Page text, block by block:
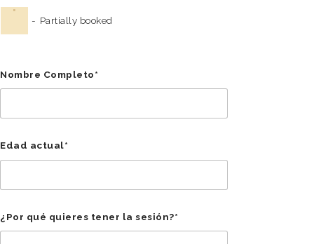
·
- Partially booked
Nombre Completo*
Edad actual*
¿Por qué quieres tener la sesión?*